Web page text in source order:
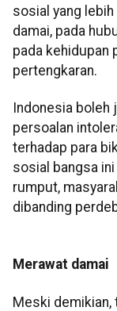
sosial yang
damai, pada
pada kehidupan
pertengkaran.
Indonesia boleh
persoalan
terhadap para
sosial bangsa
rumput,
dibanding
Merawat damai
Meski demikian,